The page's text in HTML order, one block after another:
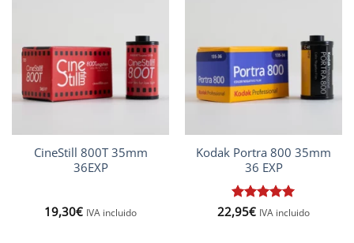
CineStill 800T 35mm
36EXP
19,30€ IVA incluido
Kodak Portra 800 35mm
36 EXP
Valorado
22,95€ IVA incluido